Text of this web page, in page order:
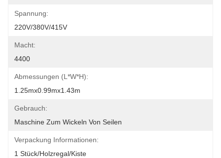
Spannung:
220V/380V/415V
Macht:
4400
Abmessungen (L*W*H):
1.25mx0.99mx1.43m
Gebrauch:
Maschine Zum Wickeln Von Seilen
Verpackung Informationen:
1 Stück/Holzregal/Kiste